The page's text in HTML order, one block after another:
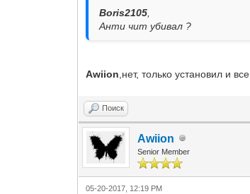
Boris2105
Анти чит убивал ?
Awiion ,нет, только установил и все.
Поиск
Awiion
Senior Member
05-20-2017, 12:19 PM